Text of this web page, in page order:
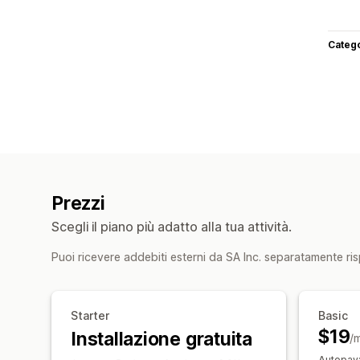
Prezzi
Scegli il piano più adatto alla tua attività.
Puoi ricevere addebiti esterni da SA Inc. separatamente
Starter
Installazione gratuita
Basic
$19/